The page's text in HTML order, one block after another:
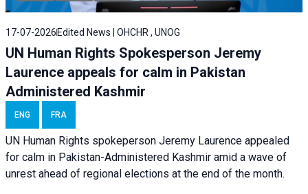
17-07-2026 Edited News | OHCHR , UNOG
UN Human Rights Spokesperson Jeremy
Laurence appeals for calm in Pakistan
Administered Kashmir
ENG FRA
UN Human Rights spokeperson Jeremy Laurence appealed
for calm in Pakistan-Administered Kashmir amid a wave of
unrest ahead of regional elections at the end of the month.